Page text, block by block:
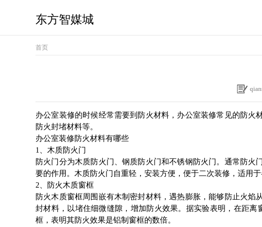
东方智媒城
首页
办公室装修的时候经常需要到防火材料，办公室装修常见的防
防火封堵材料等。
办公室装修防火材料有哪些
1、木质防火门
防火门分为木质防火门、钢质防火门和不锈钢防火门。通常防
要的作用。木质防火门自重轻，安装方便，便于二次装修，适用
2、防火木质窗框
防火木质窗框周围嵌有木制密封材料，遇热膨胀，能够防止火
封材料，以堵住细微缝隙，增加防火效果。据实验表明，在距
框，表明其防火效果是铝制窗框的数倍。